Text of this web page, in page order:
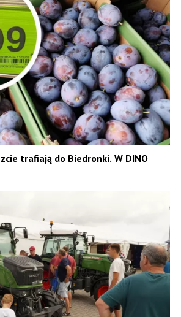
trafiają do Biedronki. W DINO